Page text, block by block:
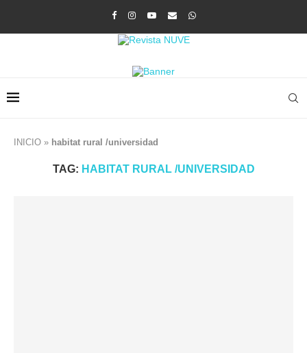
INICIO » habitat rural /universidad
TAG: HABITAT RURAL /UNIVERSIDAD